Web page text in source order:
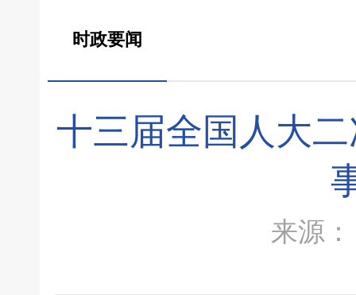
时政要闻
十三届全国人大
来源